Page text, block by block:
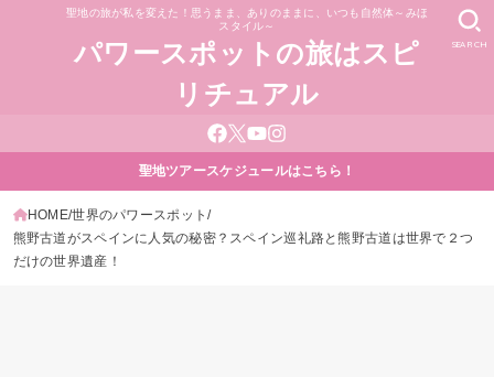
聖地の旅が私を変えた！思うまま、ありのままに、いつも自然体～みほ
スタイル～
パワースポットの旅はスピ
リチュアル
SEARCH
聖地ツアースケジュールはこちら！
HOME 世界のパワースポット
熊野古道がスペインに人気の秘密？スペイン巡礼路と熊野古道は世界で２つ
だけの世界遺産！